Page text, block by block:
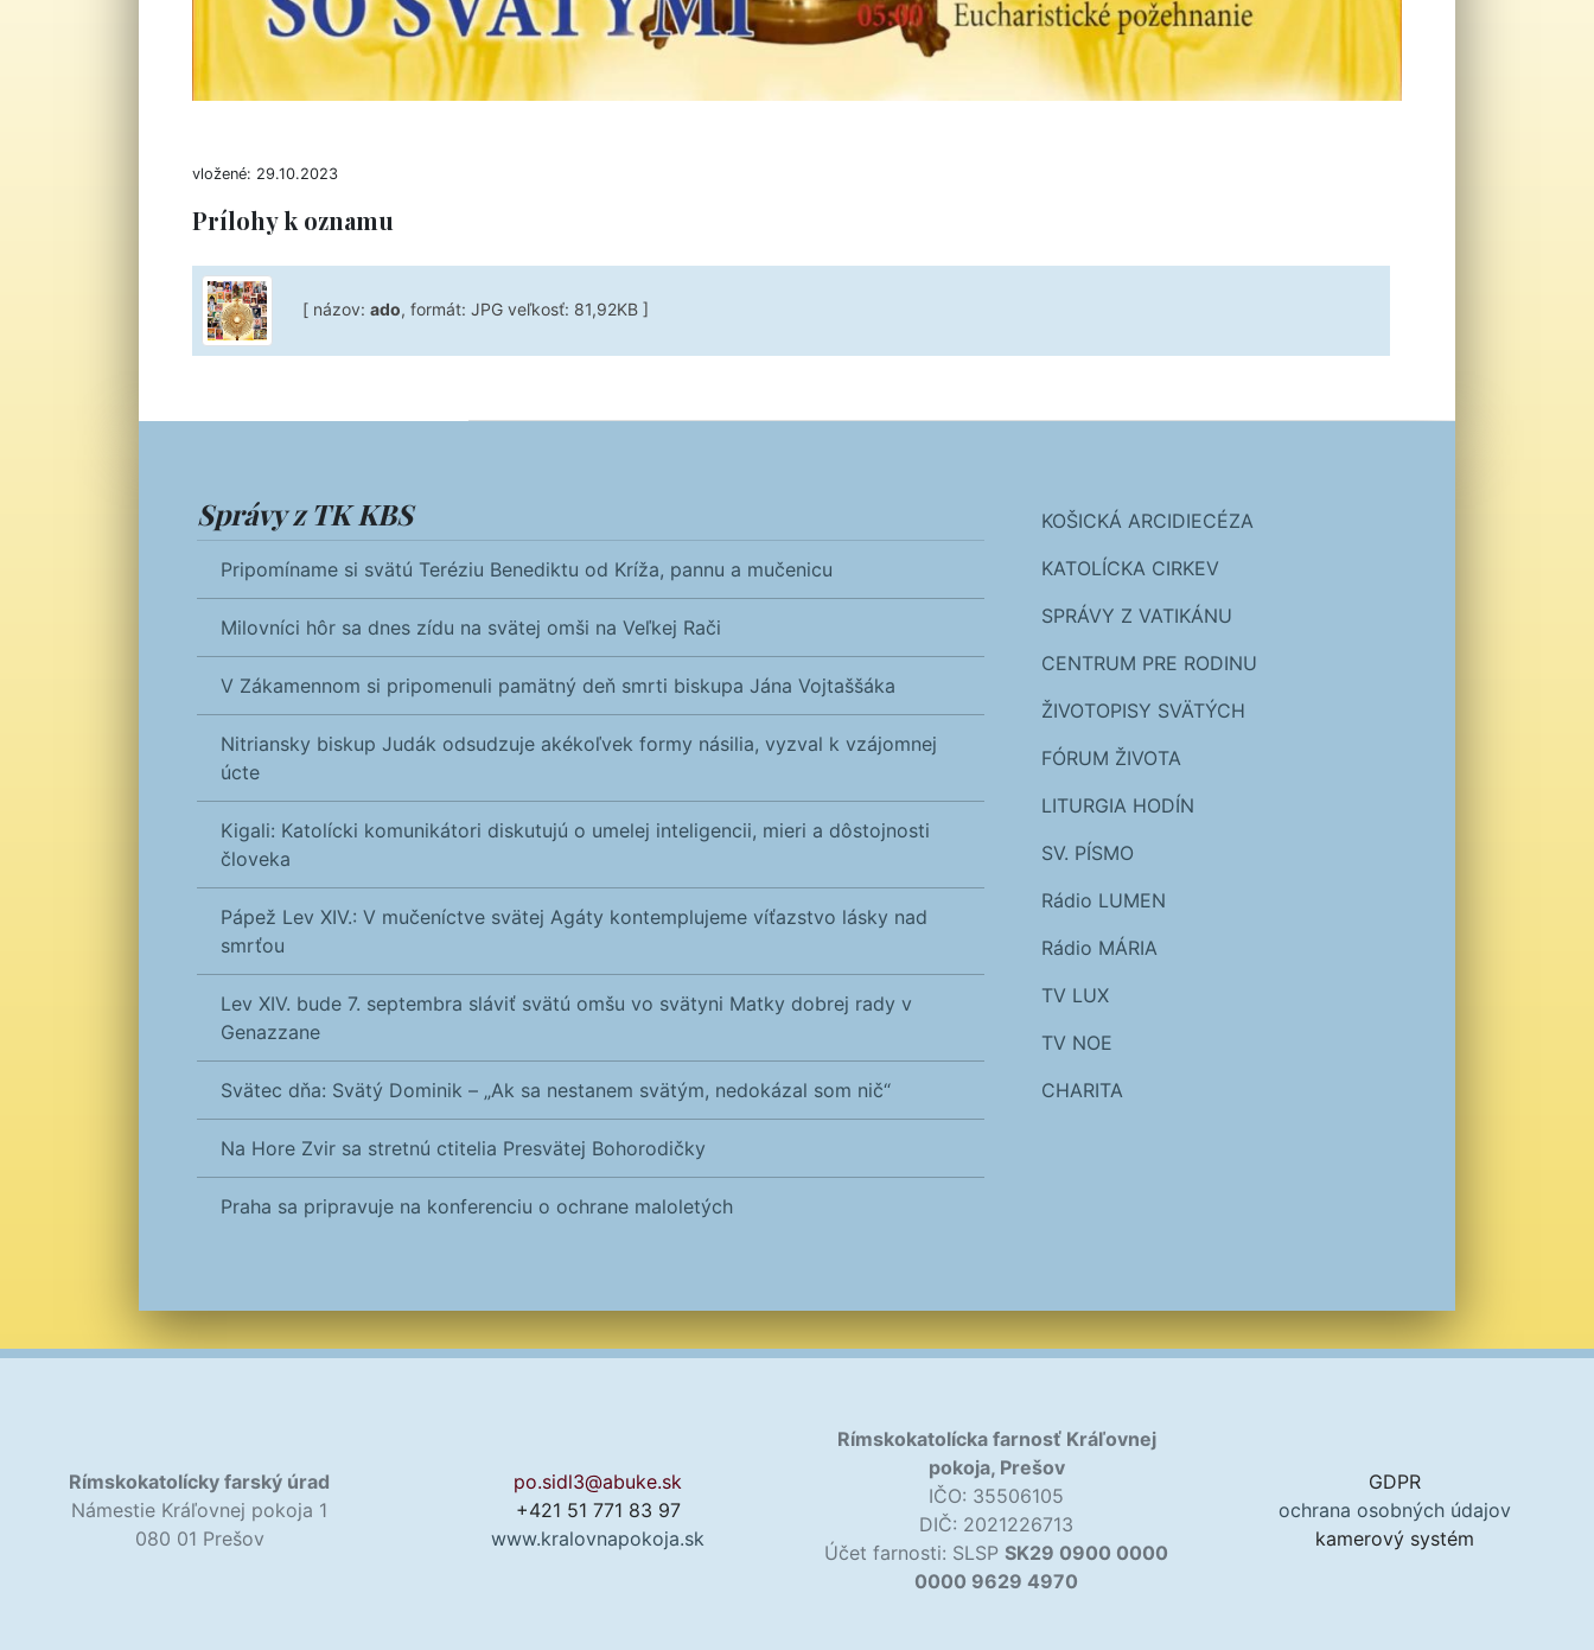
vložené: 29.10.2023
Prílohy k oznamu
[ názov: ado, formát: JPG veľkosť: 81,92KB ]
Správy z TK KBS
Pripomíname si svätú Teréziu Benediktu od Kríža, pannu a mučenicu
Milovníci hôr sa dnes zídu na svätej omši na Veľkej Rači
V Zákamennom si pripomenuli pamätný deň smrti biskupa Jána Vojtaššáka
Nitriansky biskup Judák odsudzuje akékoľvek formy násilia, vyzval k vzájomnej
úcte
Kigali: Katolícki komunikátori diskutujú o umelej inteligencii, mieri a dôstojnosti
človeka
Pápež Lev XIV.: V mučeníctve svätej Agáty kontemplujeme víťazstvo lásky nad
smrťou
Lev XIV. bude 7. septembra sláviť svätú omšu vo svätyni Matky dobrej rady v
Genazzane
Svätec dňa: Svätý Dominik – „Ak sa nestanem svätým, nedokázal som nič“
Na Hore Zvir sa stretnú ctitelia Presvätej Bohorodičky
Praha sa pripravuje na konferenciu o ochrane maloletých
KOŠICKÁ ARCIDIECÉZA
KATOLÍCKA CIRKEV
SPRÁVY Z VATIKÁNU
CENTRUM PRE RODINU
ŽIVOTOPISY SVÄTÝCH
FÓRUM ŽIVOTA
LITURGIA HODÍN
SV. PÍSMO
Rádio LUMEN
Rádio MÁRIA
TV LUX
TV NOE
CHARITA
Rímskokatolícky farský úrad
Námestie Kráľovnej pokoja 1
080 01 Prešov
po.sidl3@abuke.sk
+421 51 771 83 97
www.kralovnapokoja.sk
Rímskokatolícka farnosť Kráľovnej
pokoja, Prešov
IČO: 35506105
DIČ: 2021226713
Účet farnosti: SLSP SK29 0900 0000
0000 9629 4970
GDPR
ochrana osobných údajov
kamerový systém